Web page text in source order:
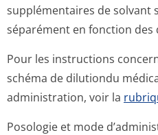
supplémentaires de solvant
séparément en fonction des
Pour les instructions
schéma de dilutiondu
administration, voir la
Posologie et mode